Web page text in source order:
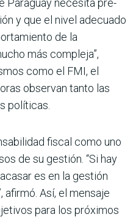
y que el nivel adecuado
de la
más compleja”,
como el FMI, el
observan tanto las
políticas.
fiscal como uno
de su gestión. “Si hay
es en la gestión
afirmó. Así, el mensaje
para los próximos